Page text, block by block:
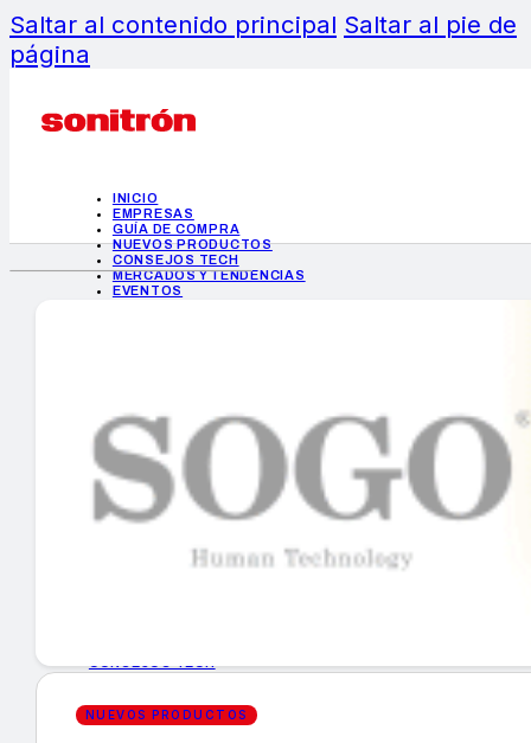
Saltar al contenido principal Saltar al pie de
página
INICIO
EMPRESAS
GUÍA DE COMPRA
NUEVOS PRODUCTOS
CONSEJOS TECH
MERCADOS Y TENDENCIAS
EVENTOS
INICIO
EMPRESAS
GUÍA DE COMPRA
MERCADOS Y TENDENCIAS
NUEVOS PRODUCTOS